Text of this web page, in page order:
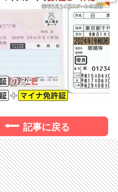
記事に戻る